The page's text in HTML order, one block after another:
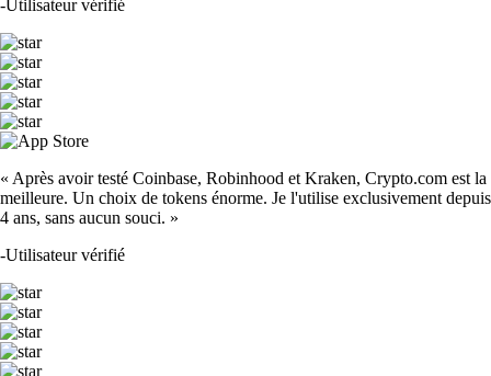
-Utilisateur vérifié
« Après avoir testé Coinbase, Robinhood et Kraken, Crypto.com est la
meilleure. Un choix de tokens énorme. Je l'utilise exclusivement depuis
4 ans, sans aucun souci. »
-Utilisateur vérifié